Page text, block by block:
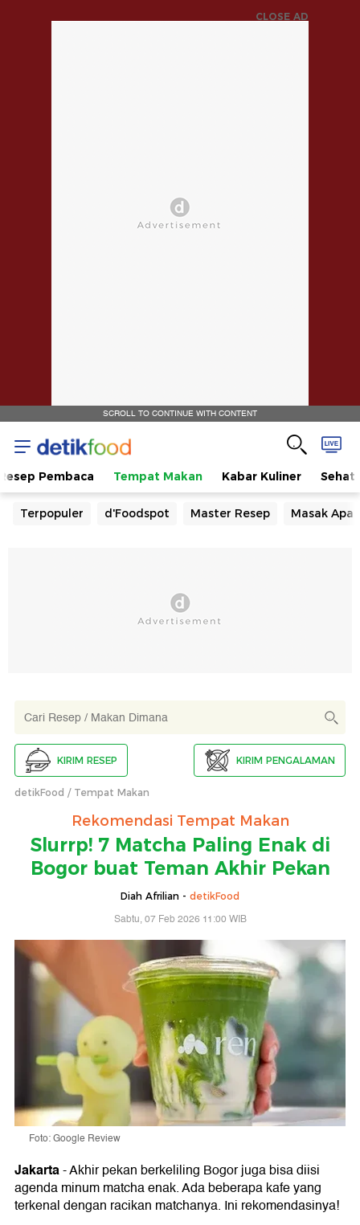
CLOSE AD
SCROLL TO CONTINUE WITH CONTENT
Pembaca Tempat Makan Kabar Kuliner Sehat
Terpopuler d'Foodspot Master Resep Masak Apa
KIRIM RESEP KIRIM PENGALAMAN
detikFood Tempat Makan
Rekomendasi Tempat Makan
Slurrp! 7 Matcha Paling Enak di
Bogor buat Teman Akhir Pekan
Diah Afrilian - detikFood
Sabtu, 07 Feb 2026 11:00 WIB
Foto: Google Review
Jakarta-Akhir pekan berkeliling Bogor juga bisa diisi
agenda minum matcha enak. Ada beberapa kafe yang
terkenal dengan racikan matchanya. Ini rekomendasinya!